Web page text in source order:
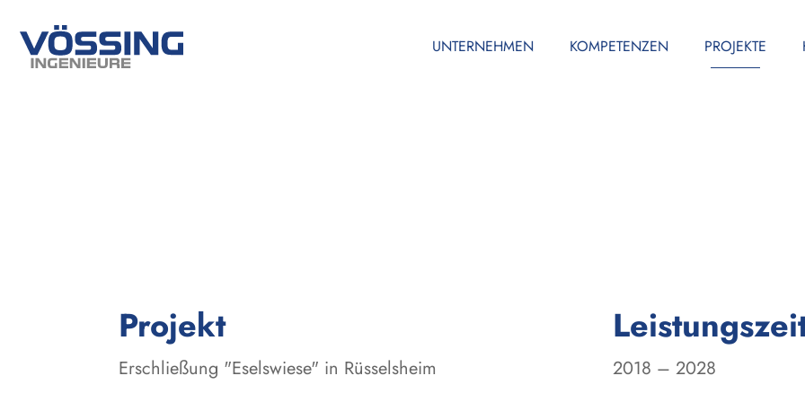
UNTERNEHMEN KOMPETENZEN PROJEKTE
Projekt
Erschließung "Eselswiese" in Rüsselsheim 2018 – 2028